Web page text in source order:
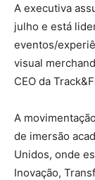
A executiva
julho e está
eventos/
visual
CEO da
A
de imersão
Unidos, onde
Inovação,